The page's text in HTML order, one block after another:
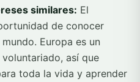
similares: El
de conocer
Europa es un
así que
toda la vida y aprender